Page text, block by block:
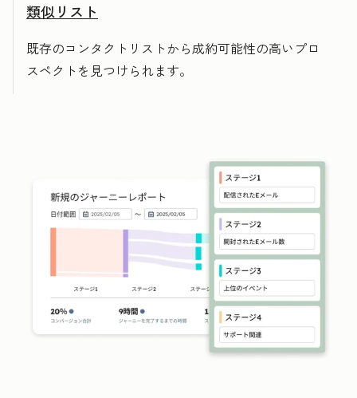
類似リスト
既存のコンタクトリストから成約可能性の高いプロ
スペクトを見つけられます。